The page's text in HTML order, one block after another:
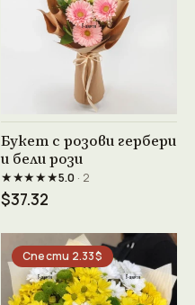
Виж продукта →
Букет с розови гербери
и бели рози
★★★★★5.0· 2
$37.32
Спести 2.33$